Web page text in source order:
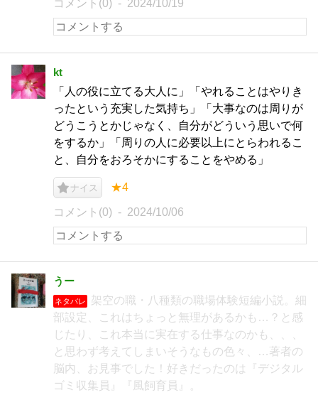
コメント(0) 2024/10/19
kt
「人の役に立てる大人に」「やれることはやりき
ったという充実した気持ち」「大事なのは周りが
どうこうとかじゃなく、自分がどういう思いで何
をするか」「周りの人に必要以上にとらわれるこ
と、自分をおろそかにすることをやめる」
ナイス ★4
コメント(0) 2024/10/06
うー
ネタバレ
架空の職・八種類の職場体験短編小説。細
部設定、これはちょっと無理があるかも…？と感
じたり、これ本当に実在する仕事なのかも、、、
と思わず考えてしまいそうなもの色々、…著者の
脳内、お見事でした！好きだったのは『デジタル
ゴミ収集員』『風飼育員』。